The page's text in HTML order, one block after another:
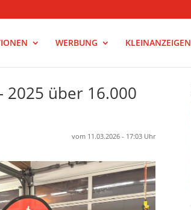
WERBUNG KLEINANZEIGEN
2025 über 16.000
vom 11.03.2026 - 17:03 Uhr